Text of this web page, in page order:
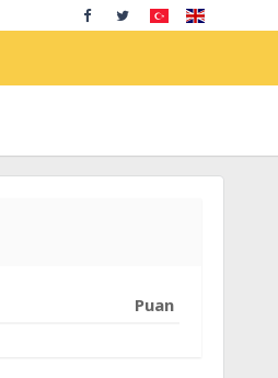
Puan